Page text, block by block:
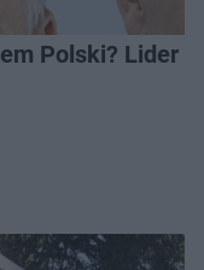
Polski? Lider